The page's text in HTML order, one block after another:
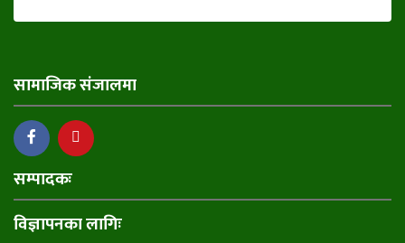
सामाजिक संजालमा
सम्पादकः
विज्ञापनका लागिः